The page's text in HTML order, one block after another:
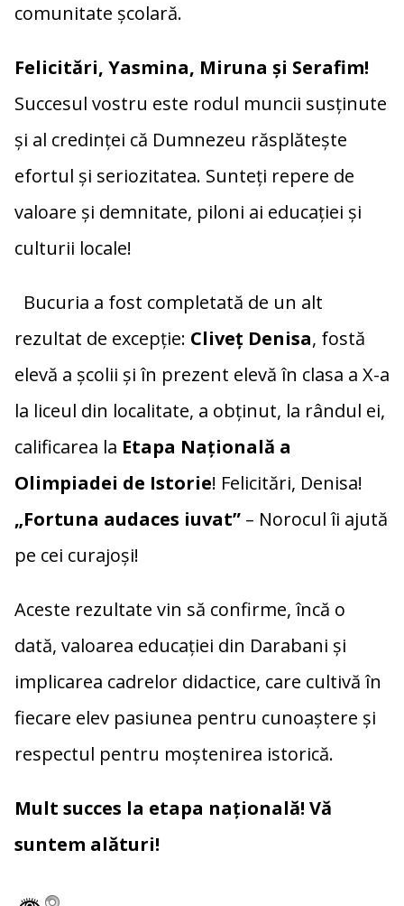
comunitate școlară.
Felicitări, Yasmina, Miruna și Serafim!
Succesul vostru este rodul muncii susținute
și al credinței că Dumnezeu răsplătește
efortul și seriozitatea. Sunteți repere de
valoare și demnitate, piloni ai educației și
culturii locale!
Bucuria a fost completată de un alt
rezultat de excepție: Cliveț Denisa, fostă
elevă a școlii și în prezent elevă în clasa a X-a
la liceul din localitate, a obținut, la rândul ei,
calificarea la Etapa Națională a
Olimpiadei de Istorie! Felicitări, Denisa!
„Fortuna audaces iuvat”– Norocul îi ajută
pe cei curajoși!
Aceste rezultate vin să confirme, încă o
dată, valoarea educației din Darabani și
implicarea cadrelor didactice, care cultivă în
fiecare elev pasiunea pentru cunoaștere și
respectul pentru moștenirea istorică.
Mult succes la etapa națională! Vă
suntem alături!